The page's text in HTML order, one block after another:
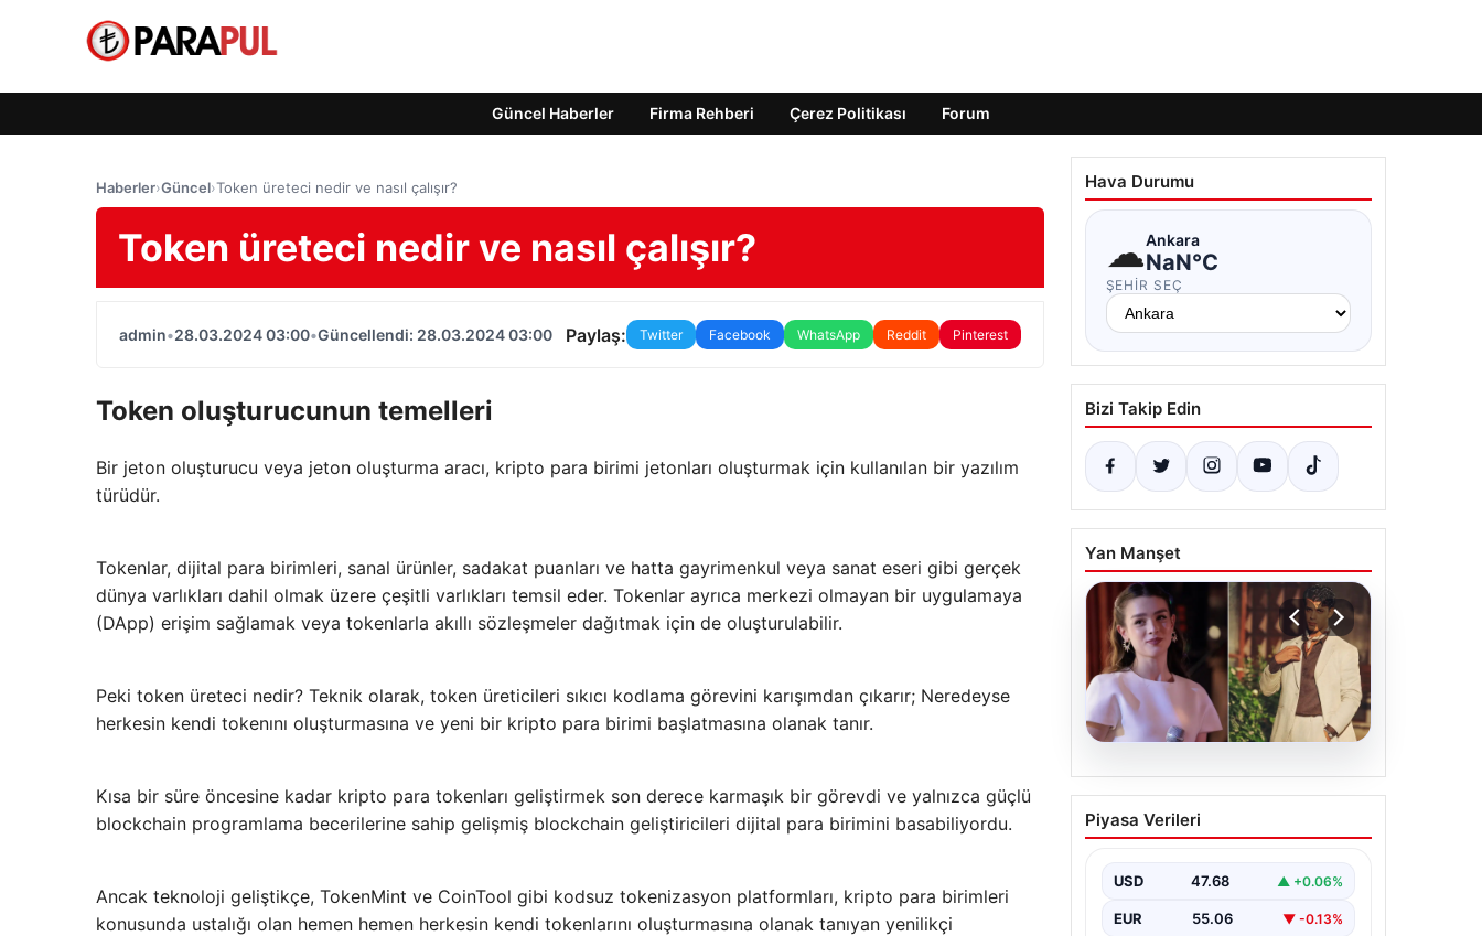
Güncel Haberler Firma Rehberi Çerez Politikası Forum
Haberler›Güncel›Token üreteci nedir ve nasıl çalışır?
Token üreteci nedir ve nasıl çalışır?
admin•28.03.2024 03:00•Güncellendi: 28.03.2024 03:00 Paylaş: Twitter Facebook WhatsApp Reddit Pinterest
Token oluşturucunun temelleri
Bir jeton oluşturucu veya jeton oluşturma aracı, kripto para birimi jetonları oluşturmak için kullanılan bir yazılım
türüdür.
Tokenlar, dijital para birimleri, sanal ürünler, sadakat puanları ve hatta gayrimenkul veya sanat eseri gibi gerçek
dünya varlıkları dahil olmak üzere çeşitli varlıkları temsil eder. Tokenlar ayrıca merkezi olmayan bir uygulamaya
(DApp) erişim sağlamak veya tokenlarla akıllı sözleşmeler dağıtmak için de oluşturulabilir.
Peki token üreteci nedir? Teknik olarak, token üreticileri sıkıcı kodlama görevini karışımdan çıkarır; Neredeyse
herkesin kendi tokenını oluşturmasına ve yeni bir kripto para birimi başlatmasına olanak tanır.
Kısa bir süre öncesine kadar kripto para tokenları geliştirmek son derece karmaşık bir görevdi ve yalnızca güçlü
blockchain programlama becerilerine sahip gelişmiş blockchain geliştiricileri dijital para birimini basabiliyordu.
Ancak teknoloji geliştikçe, TokenMint ve CoinTool gibi kodsuz tokenizasyon platformları, kripto para birimleri
konusunda ustalığı olan hemen hemen herkesin kendi tokenlarını oluşturmasına olanak tanıyan yenilikçi
Hava Durumu
☁Ankara
NaN°C
ŞEHIR SEÇ
Bizi Takip Edin
Yan Manşet
05.08.2026
‘Yeraltı’ dizisinde şok
olay! Babası suç
‘Kızımla reşit olmadığı
halde…’
Piyasa Verileri
USD 47.68 ▲ +0.06%
EUR 55.06 ▼ -0.13%